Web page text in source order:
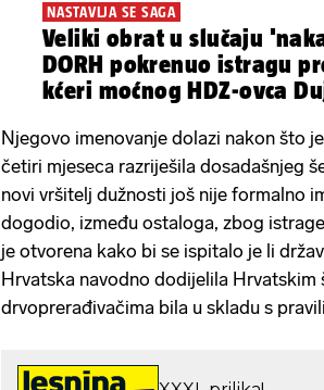
NASTAVLJA SE SAGA
Veliki obrat u slučaju
DORH pokrenuo istragu
kćeri moćnog HDZ-ovca
Njegovo imenovanje dolazi nakon što
četiri mjeseca razriješila dosadašnjeg
novi vršitelj dužnosti još nije formalno
dogodio, između ostaloga, zbog
je otvorena kako bi se ispitalo je li
Hrvatska navodno dodijelila Hrvatskim
drvoprerađivačima bila u skladu s